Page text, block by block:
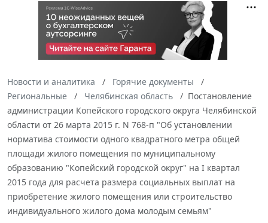
Новости и аналитика
Горячие документы
Региональные
Челябинская область
Постановление
администрации Копейского городского округа Челябинской
области от 26 марта 2015 г. N 768-п "Об установлении
норматива стоимости одного квадратного метра общей
площади жилого помещения по муниципальному
образованию "Копейский городской округ" на I квартал
2015 года для расчета размера социальных выплат на
приобретение жилого помещения или строительство
индивидуального жилого дома молодым семьям"